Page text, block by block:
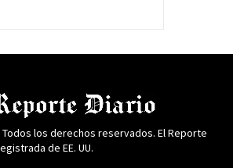
los derechos reservados. El Reporte
de EE. UU.